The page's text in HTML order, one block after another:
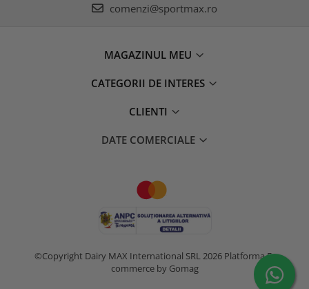
comenzi@sportmax.ro
MAGAZINUL MEU
CATEGORII DE INTERES
CLIENTI
DATE COMERCIALE
©Copyright Dairy MAX International SRL 2026 Platforma E-
commerce by Gomag